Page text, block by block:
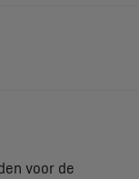
voor de